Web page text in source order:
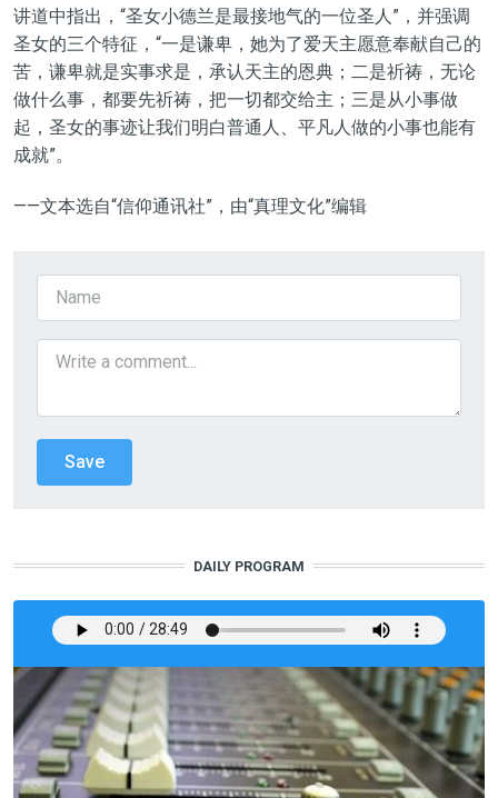
讲道中指出，“圣女小德兰是最接地气的一位圣人”，并强调
圣女的三个特征，“一是谦卑，她为了爱天主愿意奉献自己的
苦，谦卑就是实事求是，承认天主的恩典；二是祈祷，无论
做什么事，都要先祈祷，把一切都交给主；三是从小事做
起，圣女的事迹让我们明白普通人、平凡人做的小事也能有
成就”。
——文本选自“信仰通讯社”，由“真理文化”编辑
DAILY PROGRAM